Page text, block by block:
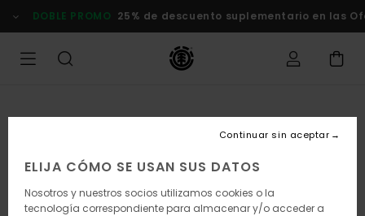
la
DOBLE PROMO 25% de descuento suplementario en las
ELIJA CÓMO SE USAN SUS DATOS
Nosotros y nuestros socios utilizamos cookies o la
tecnología correspondiente para almacenar y/o acceder a
Continuar sin aceptar